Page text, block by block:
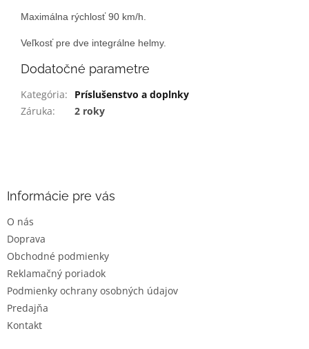
Maximálna rýchlosť 90 km/h.
Veľkosť pre dve integrálne helmy.
Dodatočné parametre
Kategória:
Príslušenstvo a doplnky
Záruka: 2 roky
Informácie pre vás
O nás
Doprava
Obchodné podmienky
Reklamačný poriadok
Podmienky ochrany osobných údajov
Predajňa
Kontakt